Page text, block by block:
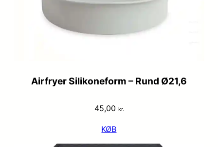
Airfryer Silikoneform – Rund Ø21,6
45,00 kr.
KØB